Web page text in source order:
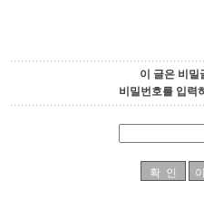
이 글은 비밀
비밀번호를 입력